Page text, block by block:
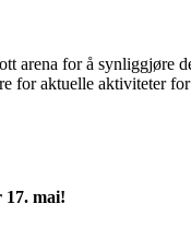
arena for å synliggjøre
for aktuelle aktiviteter for
mai!